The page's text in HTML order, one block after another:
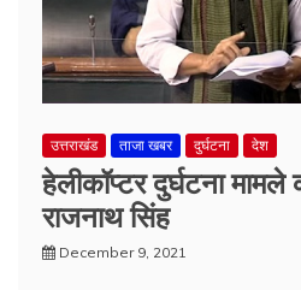
उत्तराखंड ताजा खबर दुर्घटना देश
हेलीकॉप्टर दुर्घटना
राजनाथ सिंह
December 9, 2021